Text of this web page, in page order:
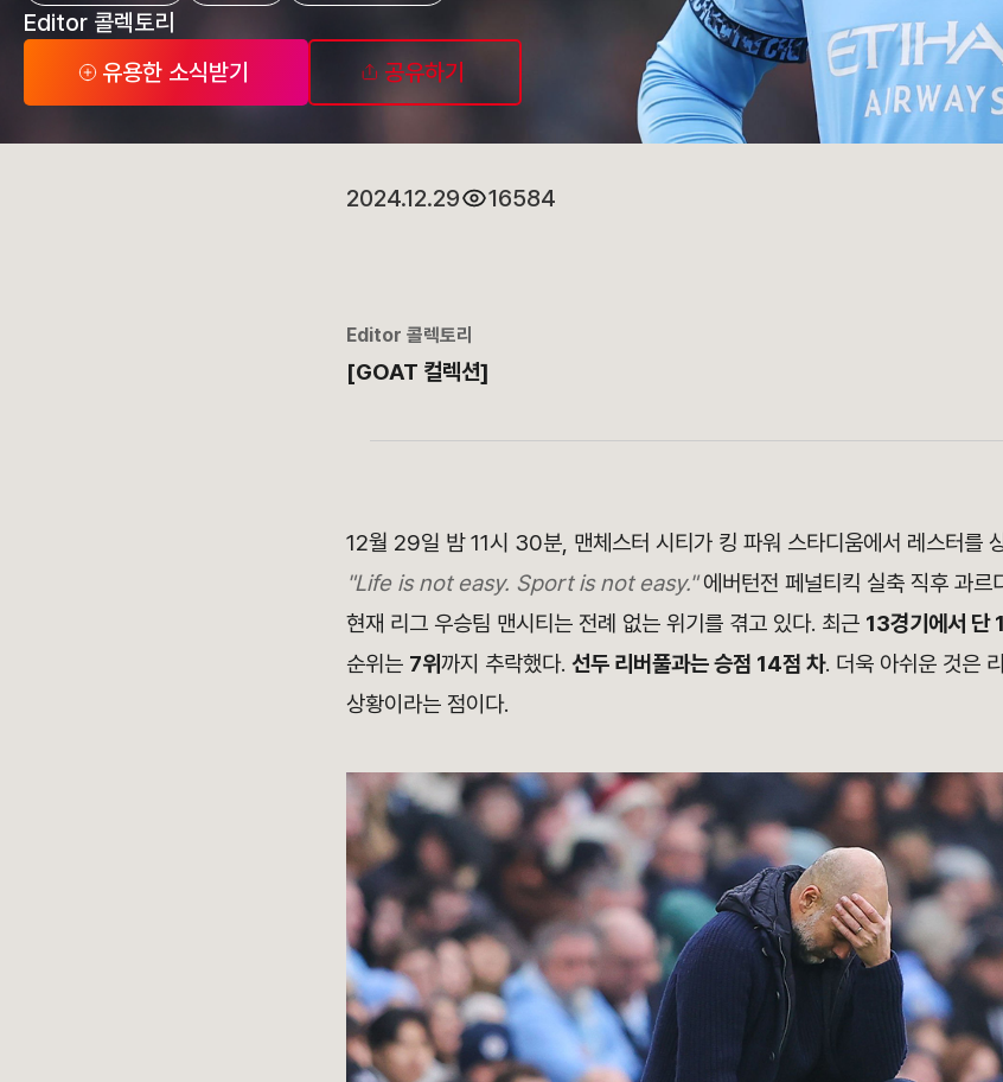
Editor 콜렉토리
유용한 소식받기
공유하기
2024.12.29 16584
Editor 콜렉토리
[GOAT 컬렉션]
12월 29일 밤 11시 30분, 맨체스터 시티가 킹 파워 스타디움에서 레스터를
"Life is not easy. Sport is not easy."에버턴전 페널티킥 실축 직후 과르
현재 리그 우승팀 맨시티는 전례 없는 위기를 겪고 있다. 최근 13경기에서 단
순위는 7위까지 추락했다. 선두 리버풀과는 승점 14점 차. 더욱 아쉬운 것은
상황이라는 점이다.